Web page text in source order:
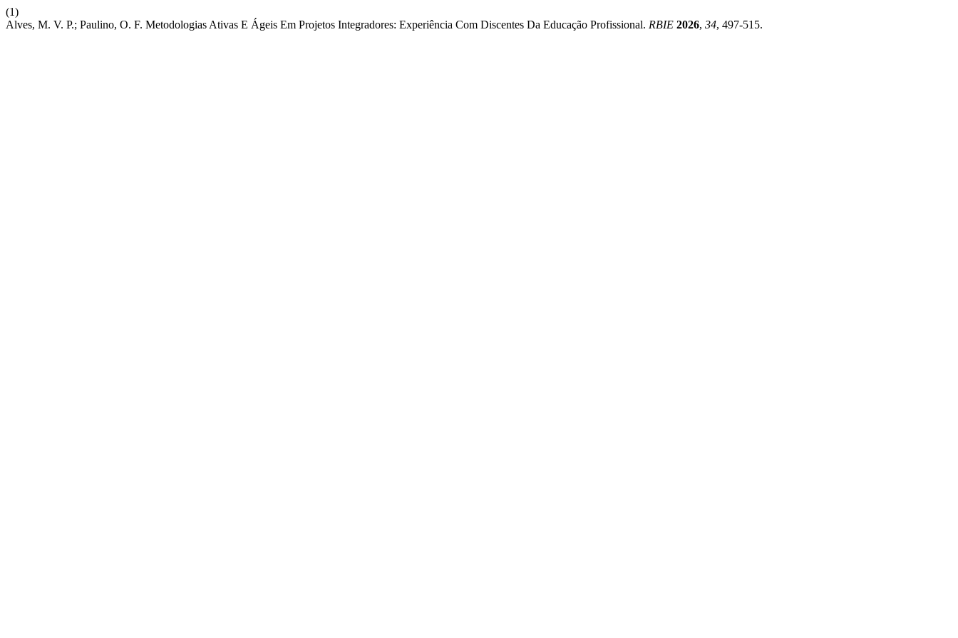
(1)
Alves, M. V. P.; Paulino, O. F. Metodologias Ativas E Ágeis Em Projetos Integradores: Experiência Com Discentes Da Educação Profissional. RBIE 2026, 34, 497-515.